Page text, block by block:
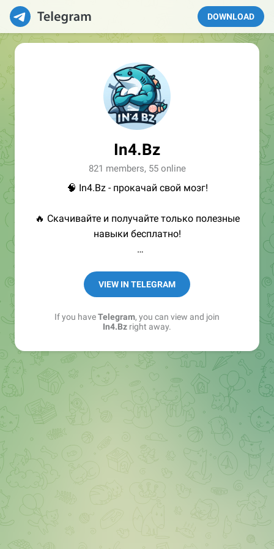
DOWNLOAD
In4.Bz
821 members, 55 online
🧠 In4.Bz - прокачай свой мозг!
🔥 Скачивайте и получайте только полезные
навыки бесплатно!
➖ in4.bz/
➖ https://t.me/in4bz
➖ twitter.com/bz_in4
➖ https://t.me/in4news
VIEW IN TELEGRAM
If you haveTelegram, you can view and join
In4.Bz right away.